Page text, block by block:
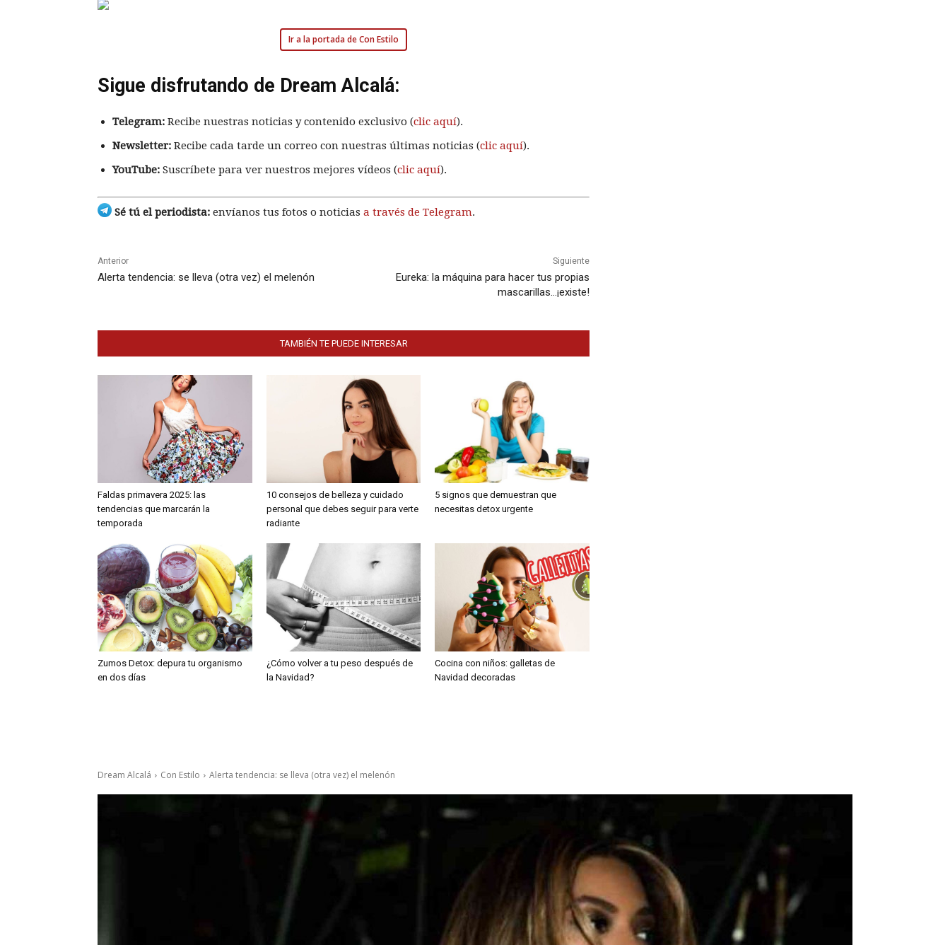
Ir a la portada de Con Estilo
Sigue disfrutando de Dream Alcalá:
Telegram: Recibe nuestras noticias y contenido exclusivo (clic aquí).
Newsletter: Recibe cada tarde un correo con nuestras últimas noticias (clic aquí).
YouTube: Suscríbete para ver nuestros mejores vídeos (clic aquí).
Sé tú el periodista: envíanos tus fotos o noticias a través de Telegram.
Anterior
Alerta tendencia: se lleva (otra vez) el melenón
Siguiente
Eureka: la máquina para hacer tus propias
mascarillas…¡existe!
TAMBIÉN TE PUEDE INTERESAR
Faldas primavera 2025: las
tendencias que marcarán la
temporada
10 consejos de belleza y cuidado
personal que debes seguir para verte
radiante
5 signos que demuestran que
necesitas detox urgente
Zumos Detox: depura tu organismo
en dos días
¿Cómo volver a tu peso después de
la Navidad?
Cocina con niños: galletas de
Navidad decoradas